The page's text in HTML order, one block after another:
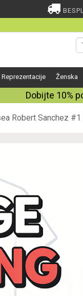
Reprezentacije Ženska
Dobijte 10%
Robert Sanchez